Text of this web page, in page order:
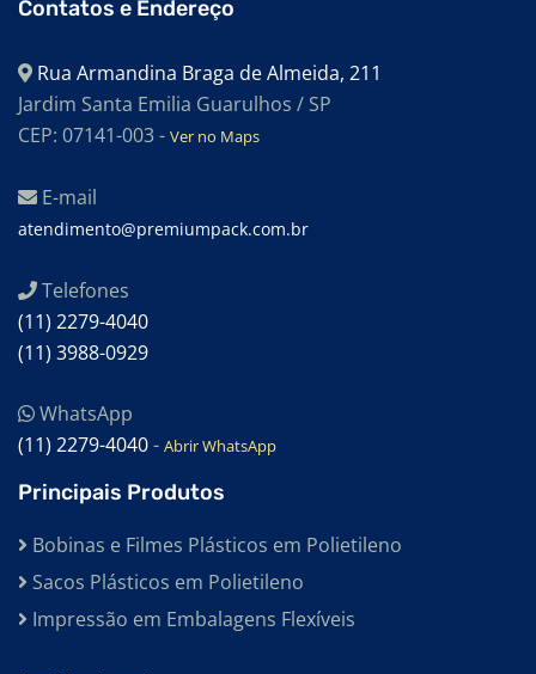
SACOS PEBD
SACOS PEAD
EMBALAGENS PLÁSTICAS PARA ALIMENTOS
EMBALAGENS TRANSPARENTES
EMBALAGENS TERMO ENCOLHÍVEL
EMBALAGENS EM POLIETILENO
Contatos e Endereço
Rua Armandina Braga de Almeida, 211
Jardim Santa Emilia Guarulhos / SP
CEP: 07141-003 - Ver no Maps
E-mail
atendimento@premiumpack.com.br
Telefones
(11) 2279-4040
(11) 3988-0929
WhatsApp
(11) 2279-4040- Abrir WhatsApp
Principais Produtos
Bobinas e Filmes Plásticos em Polietileno
Sacos Plásticos em Polietileno
Impressão em Embalagens Flexíveis